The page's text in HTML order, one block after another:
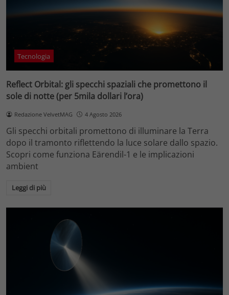
Tecnologia
Reflect Orbital: gli specchi spaziali che promettono il
sole di notte (per 5mila dollari l’ora)
Redazione VelvetMAG 4 Agosto 2026
Gli specchi orbitali promettono di illuminare la Terra
dopo il tramonto riflettendo la luce solare dallo spazio.
Scopri come funziona Eärendil-1 e le implicazioni
ambient
Leggi di più